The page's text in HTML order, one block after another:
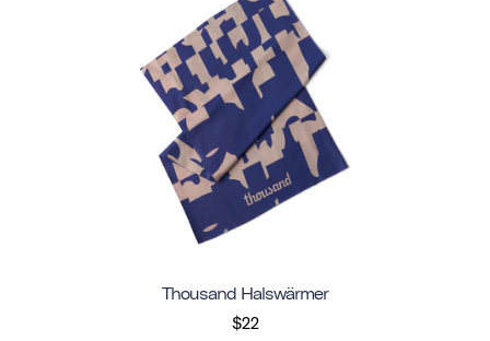
Thousand Halswärmer
$22